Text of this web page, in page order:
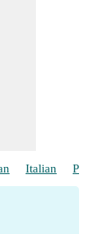
Italian